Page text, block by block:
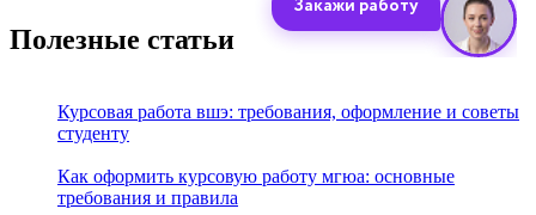
Полезные статьи
Курсовая работа вшэ: требования, оформление и советы
студенту
Как оформить курсовую работу мгюа: основные
требования и правила